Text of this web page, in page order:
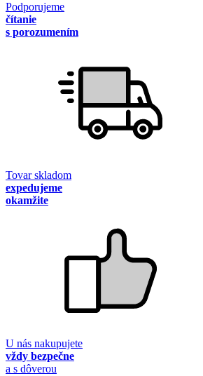
Podporujeme
čítanie
s porozumením
Tovar skladom
expedujeme
okamžite
U nás nakupujete
vždy bezpečne
a s dôverou